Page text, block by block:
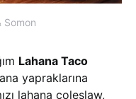
Somon
Lahana Taco
yapraklarına
lahana coleslaw,